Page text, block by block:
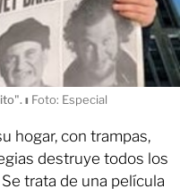
ı Foto: Especial
hogar, con trampas,
destruye todos los
trata de una película